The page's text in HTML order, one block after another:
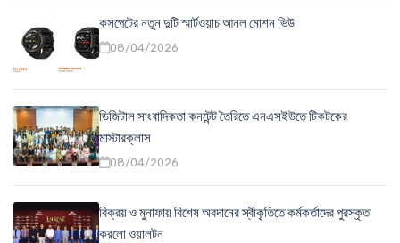
কসপেটের নতুন দুটি স্মার্টওয়াচ আনল মোশন ভিউ
08/04/2026
ডিজিটাল সাংবাদিকতা কনটেন্ট তৈরিতে এনএসইউতে টিকটকের
মাস্টারক্লাস
08/04/2026
বিক্রয় ও মুনাফায় বিশেষ অবদানের স্বীকৃতিতে কর্মকর্তাদের পুরস্কৃত
করলো ওয়ালটন